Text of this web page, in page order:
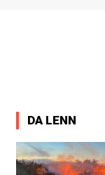
DA LENN